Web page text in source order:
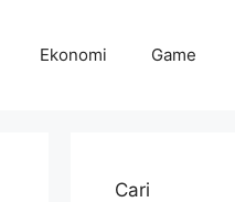
Ekonomi Game
Cari